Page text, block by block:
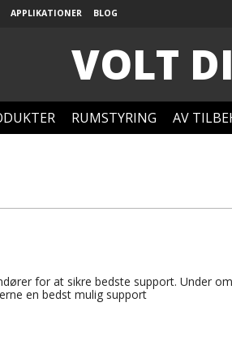
APPLIKATIONER BLOG
VOLT
RUMSTYRING AV
for at sikre bedste support. Under
en bedst mulig support